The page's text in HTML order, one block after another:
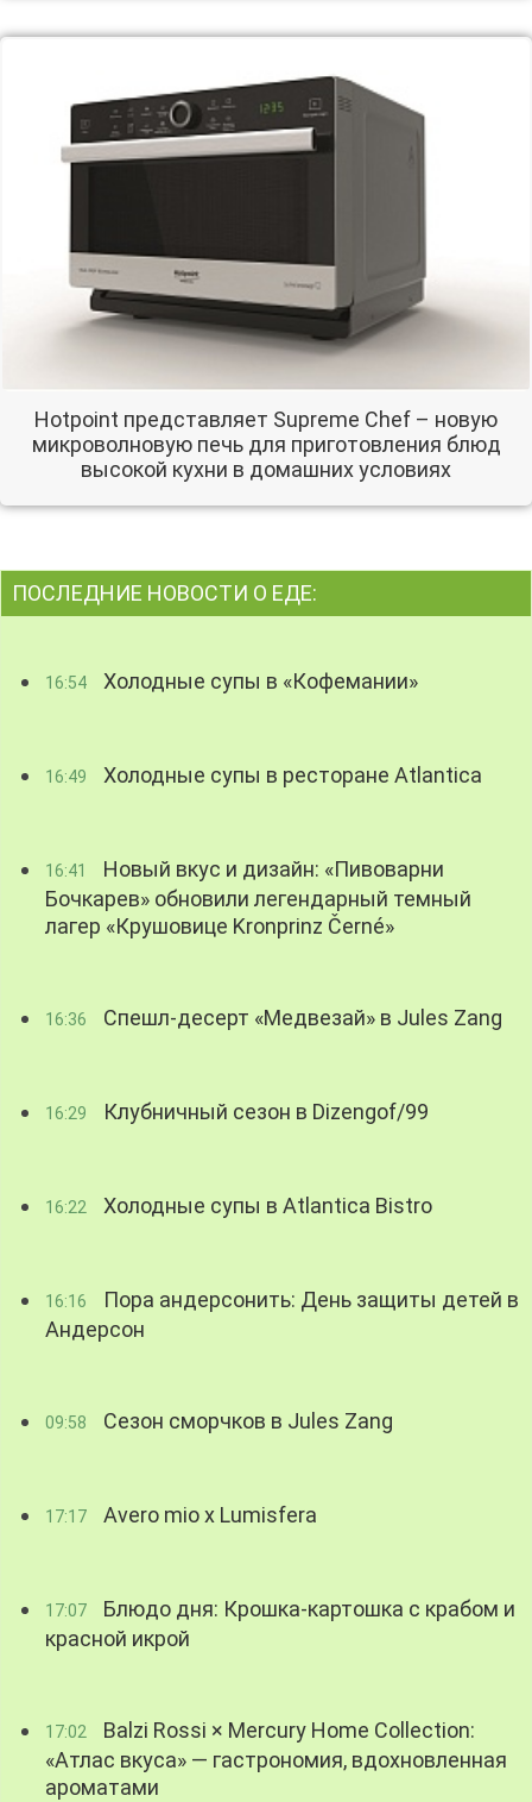
Hotpoint представляет Supreme Chef – новую
микроволновую печь для приготовления блюд
высокой кухни в домашних условиях
ПОСЛЕДНИЕ НОВОСТИ О ЕДЕ:
16:54 Холодные супы в «Кофемании»
16:49 Холодные супы в ресторане Atlantica
16:41
Новый вкус и дизайн: «Пивоварни
Бочкарев» обновили легендарный темный
лагер «Крушовице Kronprinz Černé»
16:36 Спешл-десерт «Медвезай» в Jules Zang
16:29 Клубничный сезон в Dizengof/99
16:22 Холодные супы в Atlantica Bistro
16:16
Пора андерсонить: День защиты детей в
Андерсон
09:58 Сезон сморчков в Jules Zang
17:17 Avero mio x Lumisfera
17:07
Блюдо дня: Крошка-картошка с крабом и
красной икрой
17:02
Balzi Rossi × Mercury Home Collection:
«Атлас вкуса» — гастрономия, вдохновленная
ароматами